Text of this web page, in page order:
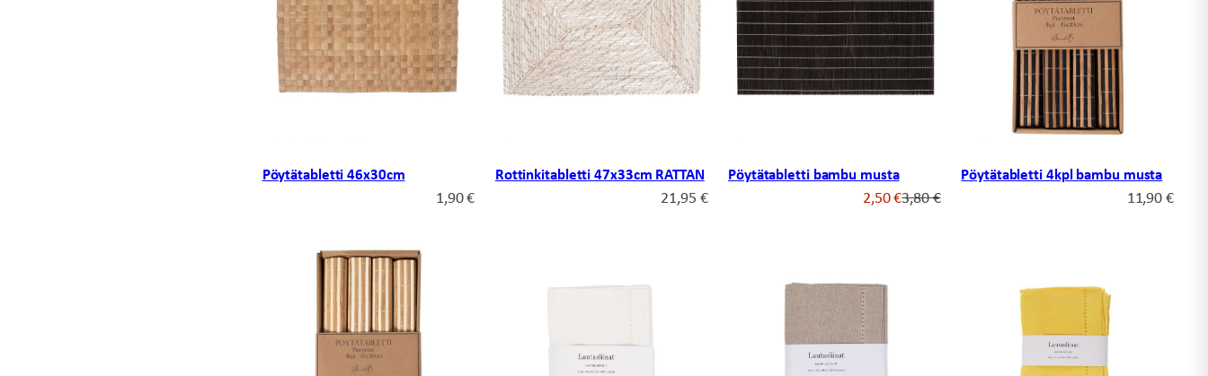
Pöytätabletti 46x30cm
1,90€
Rottinkitabletti 47x33cm RATTAN
21,95 €
Pöytätabletti bambu musta
3,80€Alkuperäinen
2,50€ Nykyinen
Pöytätabletti 4kpl bambu musta
11,90€